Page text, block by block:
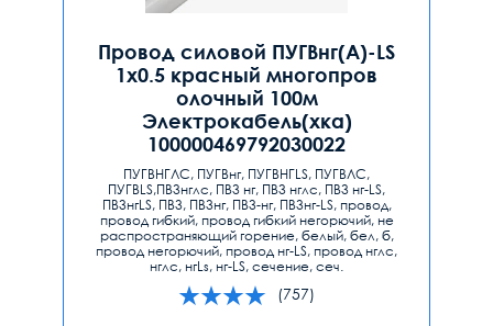
Провод силовой ПУГВнг(А)-LS
1х0.5 красный многопров
олочный 100м
Электрокабель(хка)
100000469792030022
ПУГВНГЛС, ПУГВнг, ПУГВНГLS, ПУГВЛС,
ПУГВLS,ПВ3нглс, ПВ3 нг, ПВ3 нглс, ПВ3 нг-LS,
ПВ3нгLS, ПВ3, ПВ3нг, ПВ3-нг, ПВ3нг-LS, провод,
провод гибкий, провод гибкий негорючий, не
распространяющий горение, белый, бел, б,
провод негорючий, провод нг-LS, провод нглс,
нглс, нгLs, нг-LS, сечение, сеч.
(757)